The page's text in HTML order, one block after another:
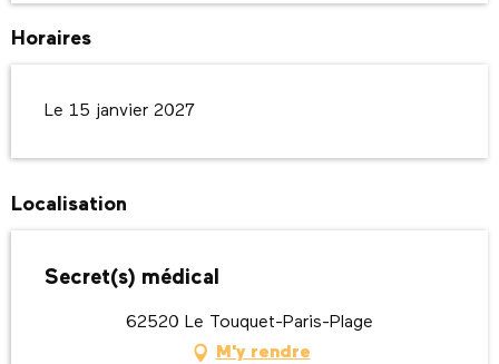
Horaires
Le 15 janvier 2027
Localisation
Secret(s) médical
62520 Le Touquet-Paris-Plage
M'y rendre